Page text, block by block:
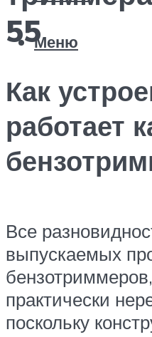
Меню
55
Как
работает
Все
выпускаемых
практически
поскольку